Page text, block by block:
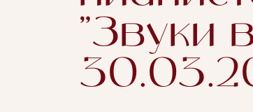
"Звуки